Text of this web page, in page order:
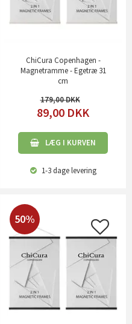
ChiCura Copenhagen -
Magnetramme - Egetræ 31
cm
179,00
89,00 DKK
LÆG I KURVEN
1-3 dagelevering
50%